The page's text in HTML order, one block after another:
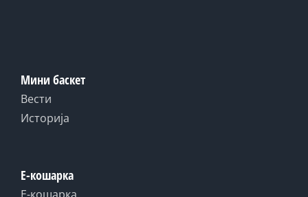
Мини баскет
Вести
Историја
Е-кошарка